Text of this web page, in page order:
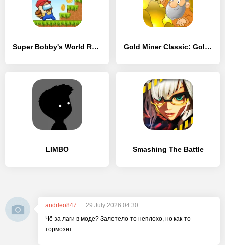
Super Bobby's World Run Game Gold Miner Classic: Gold Rush
LIMBO Smashing The Battle
andrleo847
29 July 2026 04:30
Чё за лаги в моде? Залетело-то неплохо, но как-то
тормозит.